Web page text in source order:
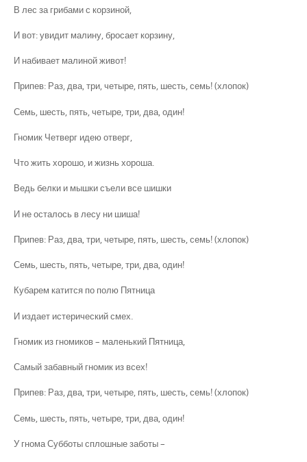
В лес за грибами с корзиной,
И вот: увидит малину, бросает корзину,
И набивает малиной живот!
Припев: Раз, два, три, четыре, пять, шесть, семь! (хлопок)
Семь, шесть, пять, четыре, три, два, один!
Гномик Четверг идею отверг,
Что жить хорошо, и жизнь хороша.
Ведь белки и мышки съели все шишки
И не осталось в лесу ни шиша!
Припев: Раз, два, три, четыре, пять, шесть, семь! (хлопок)
Семь, шесть, пять, четыре, три, два, один!
Кубарем катится по полю Пятница
И издает истерический смех.
Гномик из гномиков – маленький Пятница,
Самый забавный гномик из всех!
Припев: Раз, два, три, четыре, пять, шесть, семь! (хлопок)
Семь, шесть, пять, четыре, три, два, один!
У гнома Субботы сплошные заботы –